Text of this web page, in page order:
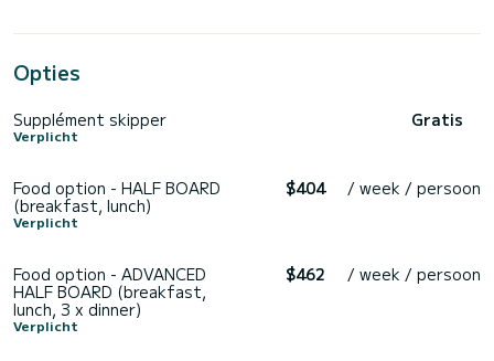
Opties
Supplément skipper
Verplicht
Gratis
Food option - HALF BOARD
(breakfast, lunch)
Verplicht
$404 / week / persoon
Food option - ADVANCED
HALF BOARD (breakfast,
lunch, 3 x dinner)
Verplicht
$462 / week / persoon